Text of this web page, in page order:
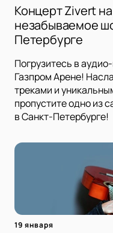
Концерт Zivert
незабываемое
Петербурге
Погрузитесь в
Газпром Арене!
треками и
пропустите одно из
в Санкт-Петербурге!
19 января